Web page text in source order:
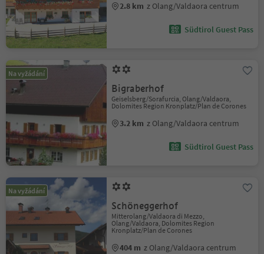
2.8 km z Olang/Valdaora centrum
Südtirol Guest Pass
Na vyžádání
Bigraberhof
Geiselsberg/Sorafurcia, Olang/Valdaora,
Dolomites Region Kronplatz/Plan de Corones
3.2 km z Olang/Valdaora centrum
Südtirol Guest Pass
Na vyžádání
Schöneggerhof
Mitterolang/Valdaora di Mezzo,
Olang/Valdaora, Dolomites Region
Kronplatz/Plan de Corones
404 m z Olang/Valdaora centrum